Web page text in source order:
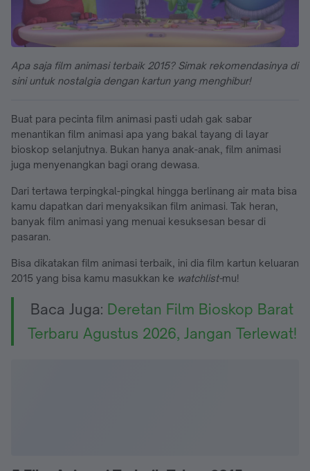
Apa saja film animasi terbaik 2015? Simak rekomendasinya di
sini untuk nostalgia dengan kartun yang menghibur!
Buat para pecinta film animasi pasti udah gak sabar
menantikan film animasi apa yang bakal tayang di layar
bioskop selanjutnya. Bukan hanya anak-anak, film animasi
juga menyenangkan bagi orang dewasa.
Dari tertawa terpingkal-pingkal hingga berlinang air mata bisa
kamu dapatkan dari menyaksikan film animasi. Tak heran,
banyak film animasi yang menuai kesuksesan besar di
pasaran.
Bisa dikatakan film animasi terbaik, ini dia film kartun keluaran
2015 yang bisa kamu masukkan ke watchlist-mu!
Baca Juga: Deretan Film Bioskop Barat
Terbaru Agustus 2026, Jangan Terlewat!